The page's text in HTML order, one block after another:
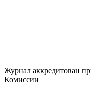
Журнал аккредитован
Комиссии